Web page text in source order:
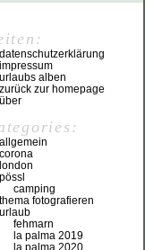
datenschutzerklärung
impressum
urlaubs alben
zurück zur homepage
über
allgemein
corona
london
pössl
camping
thema fotografieren
urlaub
fehmarn
la palma 2019
la palma 2020